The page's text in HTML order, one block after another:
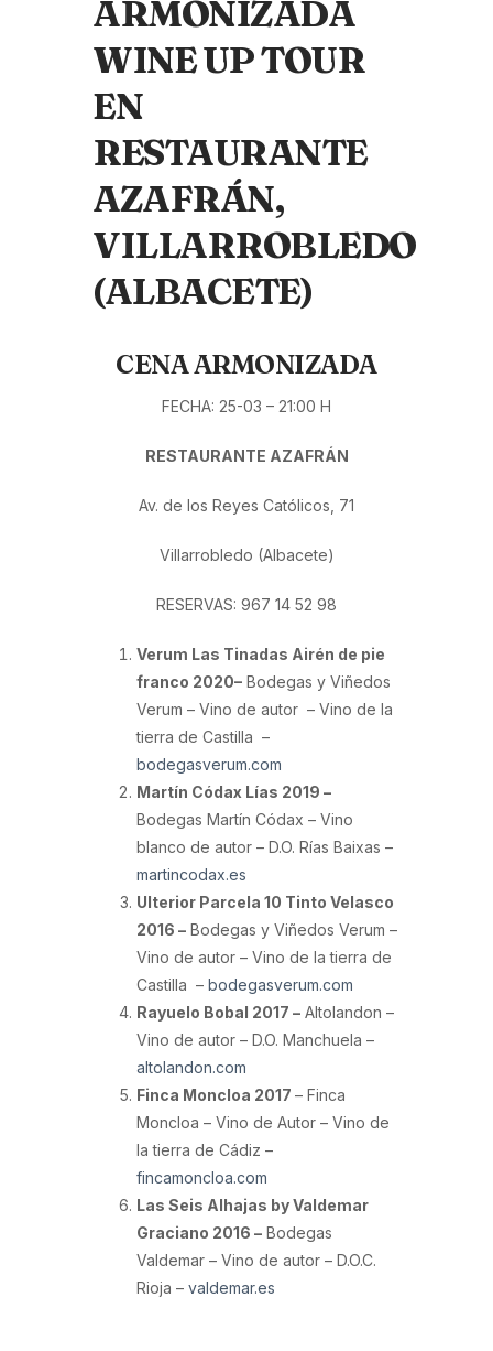
ARMONIZADA
WINE UP TOUR
EN
RESTAURANTE
AZAFRÁN,
VILLARROBLEDO
(ALBACETE)
CENA ARMONIZADA
FECHA: 25-03 – 21:00 H
RESTAURANTE AZAFRÁN
Av. de los Reyes Católicos, 71
Villarrobledo (Albacete)
RESERVAS: 967 14 52 98
Verum Las Tinadas Airén de pie
franco 2020– Bodegas y Viñedos
Verum – Vino de autor – Vino de la
tierra de Castilla –
bodegasverum.com
Martín Códax Lías 2019 –
Bodegas Martín Códax – Vino
blanco de autor – D.O. Rías Baixas –
martincodax.es
Ulterior Parcela 10 Tinto Velasco
2016 – Bodegas y Viñedos Verum –
Vino de autor – Vino de la tierra de
Castilla – bodegasverum.com
Rayuelo Bobal 2017 – Altolandon –
Vino de autor – D.O. Manchuela –
altolandon.com
Finca Moncloa 2017 – Finca
Moncloa – Vino de Autor – Vino de
la tierra de Cádiz –
fincamoncloa.com
Las Seis Alhajas by Valdemar
Graciano 2016 – Bodegas
Valdemar – Vino de autor – D.O.C.
Rioja – valdemar.es